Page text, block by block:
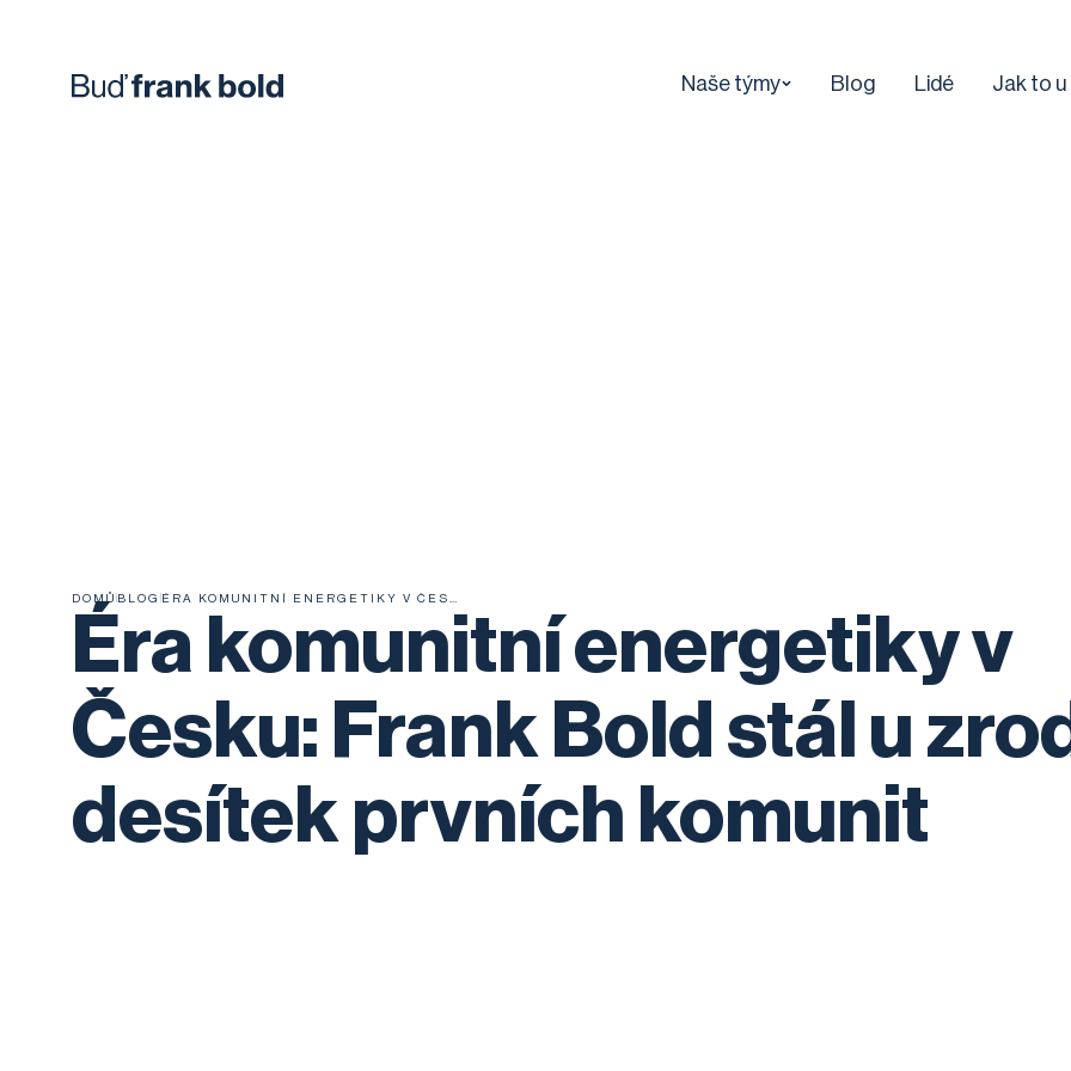
Naše týmy Blog Lidé Jak to u
DOMŮ BLOG ÉRA KOMUNITNÍ ENERGETIKY V ČESKU: FRANK BOLD STÁL U ZRODU DESÍTEK PRVNÍCH KOMUNIT
Éra komunitní energetiky v
Česku: Frank Bold stál u
desítek prvních komunit